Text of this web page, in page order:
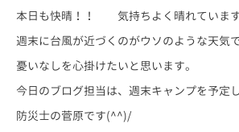
本日も快晴！！ 気持ちよく晴れています
週末に台風が近づくのがウソのような天気
憂いなしを心掛けたいと思います。
今日のブログ担当は、週末キャンプを予定
防災士の菅原です(^^)/